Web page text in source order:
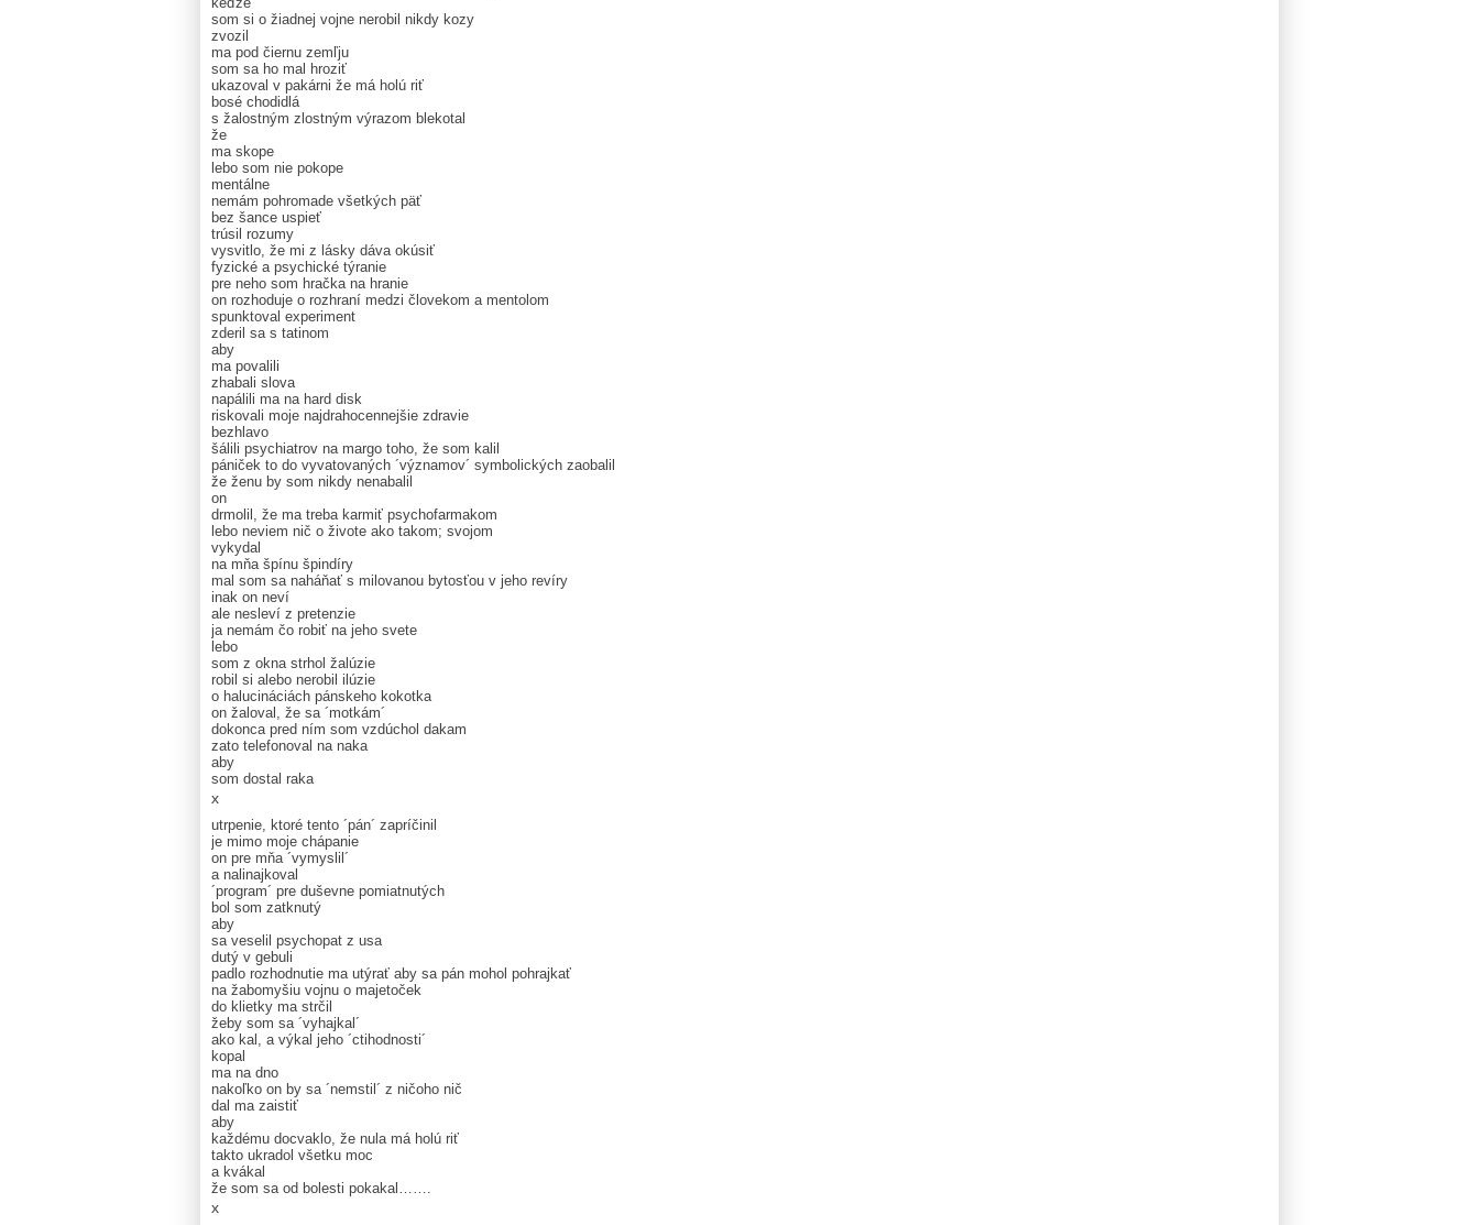
som si o žiadnej vojne nerobil nikdy kozy
zvozil
ma pod čiernu zemľju
som sa ho mal hroziť
ukazoval v pakárni že má holú riť
bosé chodidlá
s žalostným zlostným výrazom blekotal
že
ma skope
lebo som nie pokope
mentálne
nemám pohromade všetkých päť
bez šance uspieť
trúsil rozumy
vysvitlo, že mi z lásky dáva okúsiť
fyzické a psychické týranie
pre neho som hračka na hranie
on rozhoduje o rozhraní medzi človekom a mentolom
spunktoval experiment
zderil sa s tatinom
aby
ma povalili
zhabali slova
napálili ma na hard disk
riskovali moje najdrahocennejšie zdravie
bezhlavo
šálili psychiatrov na margo toho, že som kalil
pániček to do vyvatovaných ´významov´ symbolických zaobalil
že ženu by som nikdy nenabalil
on
drmolil, že ma treba karmiť psychofarmakom
lebo neviem nič o živote ako takom; svojom
vykydal
na mňa špínu špindíry
mal som sa naháňať s milovanou bytosťou v jeho revíry
inak on neví
ale nesleví z pretenzie
ja nemám čo robiť na jeho svete
lebo
som z okna strhol žalúzie
robil si alebo nerobil ilúzie
o halucináciách pánskeho kokotka
on žaloval, že sa ´motkám´
dokonca pred ním som vzdúchol dakam
zato telefonoval na naka
aby
som dostal raka
x
utrpenie, ktoré tento ´pán´ zapríčinil
je mimo moje chápanie
on pre mňa ´vymyslil´
a nalinajkoval
´program´ pre duševne pomiatnutých
bol som zatknutý
aby
sa veselil psychopat z usa
dutý v gebuli
padlo rozhodnutie ma utýrať aby sa pán mohol pohrajkať
na žabomyšiu vojnu o majetoček
do klietky ma strčil
žeby som sa ´vyhajkal´
ako kal, a výkal jeho ´ctihodnosti´
kopal
ma na dno
nakoľko on by sa ´nemstil´ z ničoho nič
dal ma zaistiť
aby
každému docvaklo, že nula má holú riť
takto ukradol všetku moc
a kvákal
že som sa od bolesti pokakal…….
x